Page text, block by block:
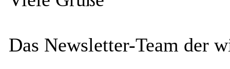
Das Newsletter-Team der